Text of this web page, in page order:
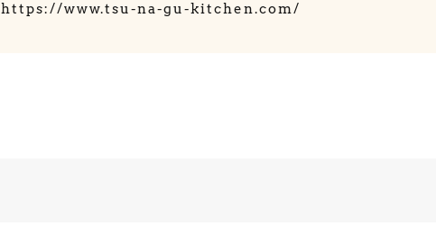
https://www.tsu-na-gu-kitchen.com/